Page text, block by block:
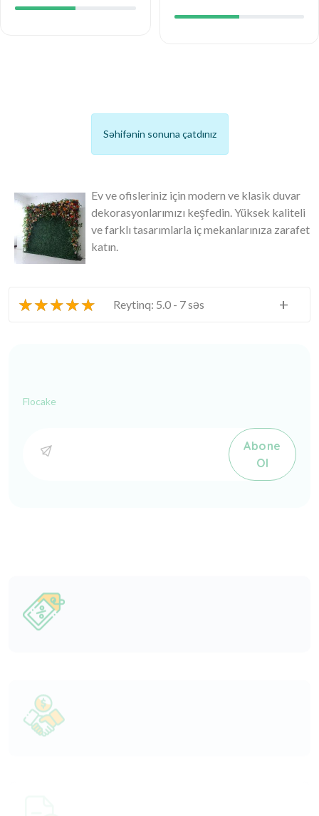
Səhifənin sonuna çatdınız
Ev ve ofisleriniz için modern ve klasik duvar
dekorasyonlarımızı keşfedin. Yüksek kaliteli
ve farklı tasarımlarla iç mekanlarınıza zarafet
katın.
★★★★★ Reytinq: 5.0 - 7 səs +
Flocake
Abone
Ol